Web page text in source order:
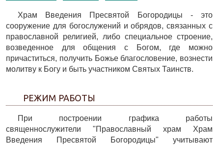
Храм Введения Пресвятой Богородицы - это
сооружение для богослужений и обрядов, связанных с
православной религией, либо специальное строение,
возведенное для общения с Богом, где можно
причаститься, получить Божье благословение, вознести
молитву к Богу и быть участником Святых Таинств.
РЕЖИМ РАБОТЫ
При построении графика работы
священнослужители "Православный храм Храм
Введения Пресвятой Богородицы" учитывают